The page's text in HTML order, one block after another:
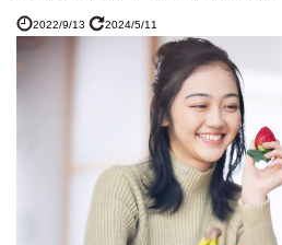
2022/9/13 2024/5/11